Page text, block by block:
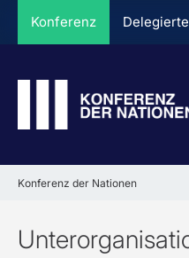
Konferenz Delegierte
Konferenz der Nationen